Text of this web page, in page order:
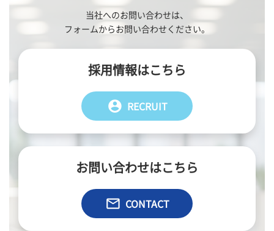
当社へのお問い合わせは、
フォームからお問い合わせください。
採用情報はこちら
account_circle RECRUIT
お問い合わせはこちら
email CONTACT